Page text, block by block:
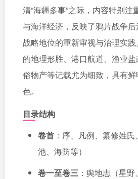
清“海疆多事”之际，内容特别注
与海洋经济，反映了鸦片战争
战略地位的重新审视与治理实
的地理形胜、港口航道、渔业
俗物产等记载尤为细致，具有
色。
目录结构
卷首 ：序、凡例、纂修姓
池、海防等）
卷一至卷三 ：舆地志（星